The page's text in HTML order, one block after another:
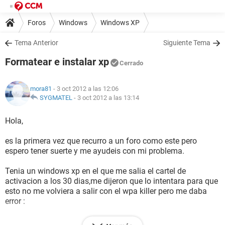
Foros Windows Windows XP
Tema Anterior Siguiente Tema
Formatear e instalar xp Cerrado
mora81 - 3 oct 2012 a las 12:06
SYGMATEL - 3 oct 2012 a las 13:14
Hola,
es la primera vez que recurro a un foro como este pero
espero tener suerte y me ayudeis con mi problema.
Tenia un windows xp en el que me salia el cartel de
activacion a los 30 dias,me dijeron que lo intentara para que
esto no me volviera a salir con el wpa killer pero me daba
error :
Opening C:\WINDOWS\system32\winlogon.exe...